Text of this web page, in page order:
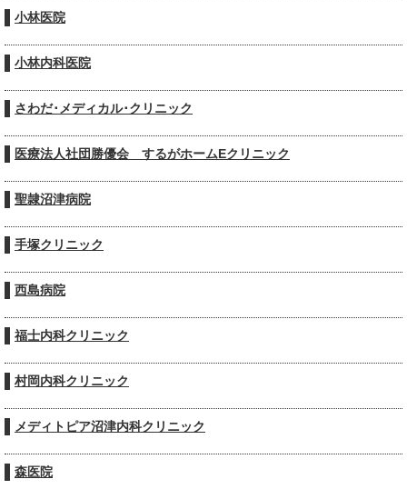
小林医院
小林内科医院
さわだ･メディカル･クリニック
医療法人社団勝優会 するがホームEクリニック
聖隷沼津病院
手塚クリニック
西島病院
福士内科クリニック
村岡内科クリニック
メディトピア沼津内科クリニック
森医院